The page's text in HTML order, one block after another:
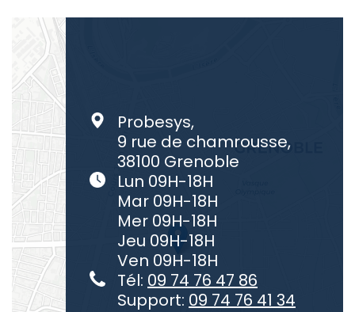
Probesys,
9 rue de chamrousse,
38100 Grenoble
Lun 09H-18H
Mar 09H-18H
Mer 09H-18H
Jeu 09H-18H
Ven 09H-18H
Tél: 09 74 76 47 86
Support: 09 74 76 41 34